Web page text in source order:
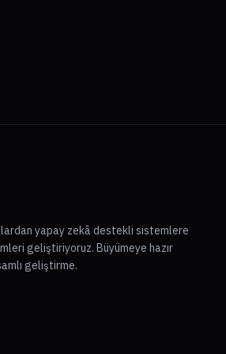
yapay zekâ destekli sistemlere
geliştiriyoruz. Büyümeye hazır
geliştirme.